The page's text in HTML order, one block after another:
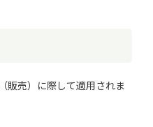
販売）に際して適用されま